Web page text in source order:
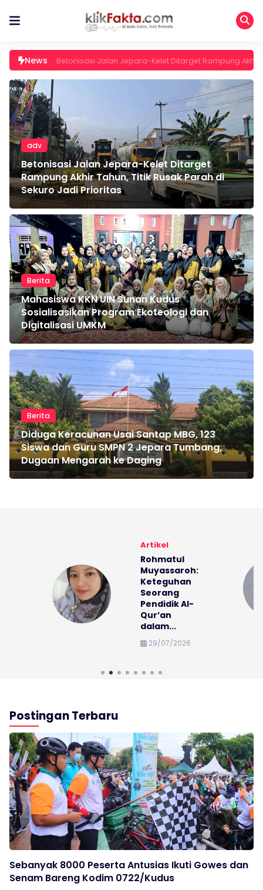
News Mahasiswa KKN UIN Sunan Kudus
adv
Betonisasi Jalan Jepara-Kelet Ditarget
Rampung Akhir Tahun, Titik Rusak Parah di
Sekuro Jadi Prioritas
Berita
Mahasiswa KKN UIN Sunan Kudus
Sosialisasikan Program Ekoteologi dan
Digitalisasi UMKM
Berita
Diduga Keracunan Usai Santap MBG, 123
Siswa dan Guru SMPN 2 Jepara Tumbang,
Dugaan Mengarah ke Daging
Artikel
Rohmatul
Muyassaroh:
Keteguhan
Seorang
Pendidik Al-
Qur’an
dalam...
29/07/2026
Postingan Terbaru
Sebanyak 8000 Peserta Antusias Ikuti Gowes dan
Senam Bareng Kodim 0722/Kudus